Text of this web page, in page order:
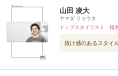
山田 凌大
ヤマダ リョウタ
トップスタイリスト 指
抜け感のあるスタイ